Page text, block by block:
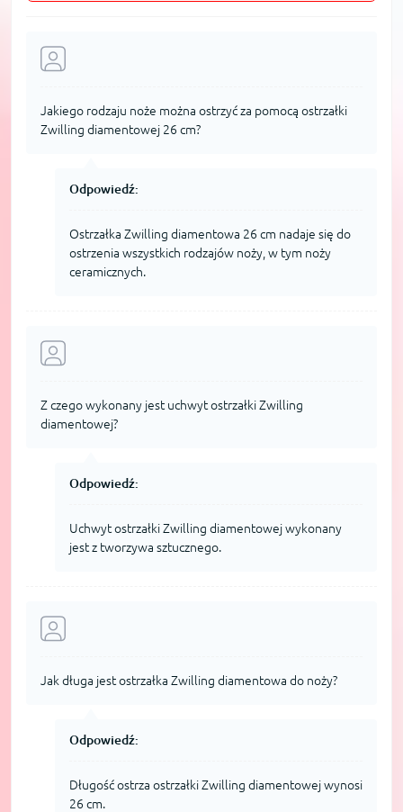
Jakiego rodzaju noże można ostrzyć za pomocą ostrzałki
Zwilling diamentowej 26 cm?
Odpowiedź:
Ostrzałka Zwilling diamentowa 26 cm nadaje się do
ostrzenia wszystkich rodzajów noży, w tym noży
ceramicznych.
Z czego wykonany jest uchwyt ostrzałki Zwilling
diamentowej?
Odpowiedź:
Uchwyt ostrzałki Zwilling diamentowej wykonany
jest z tworzywa sztucznego.
Jak długa jest ostrzałka Zwilling diamentowa do noży?
Odpowiedź:
Długość ostrza ostrzałki Zwilling diamentowej wynosi
26 cm.